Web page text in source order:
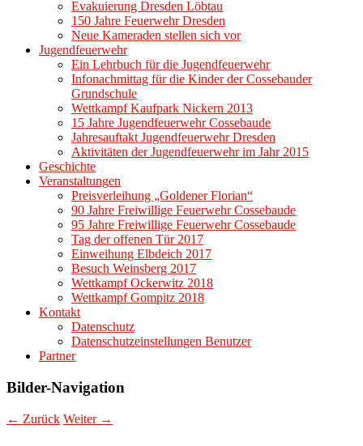
Evakuierung Dresden Löbtau
150 Jahre Feuerwehr Dresden
Neue Kameraden stellen sich vor
Jugendfeuerwehr
Ein Lehrbuch für die Jugendfeuerwehr
Infonachmittag für die Kinder der Cossebauder
Grundschule
Wettkampf Kaufpark Nickern 2013
15 Jahre Jugendfeuerwehr Cossebaude
Jahresauftakt Jugendfeuerwehr Dresden
Aktivitäten der Jugendfeuerwehr im Jahr 2015
Geschichte
Veranstaltungen
Preisverleihung „Goldener Florian“
90 Jahre Freiwillige Feuerwehr Cossebaude
95 Jahre Freiwillige Feuerwehr Cossebaude
Tag der offenen Tür 2017
Einweihung Elbdeich 2017
Besuch Weinsberg 2017
Wettkampf Ockerwitz 2018
Wettkampf Gompitz 2018
Kontakt
Datenschutz
Datenschutzeinstellungen Benutzer
Partner
Bilder-Navigation
← Zurück Weiter →